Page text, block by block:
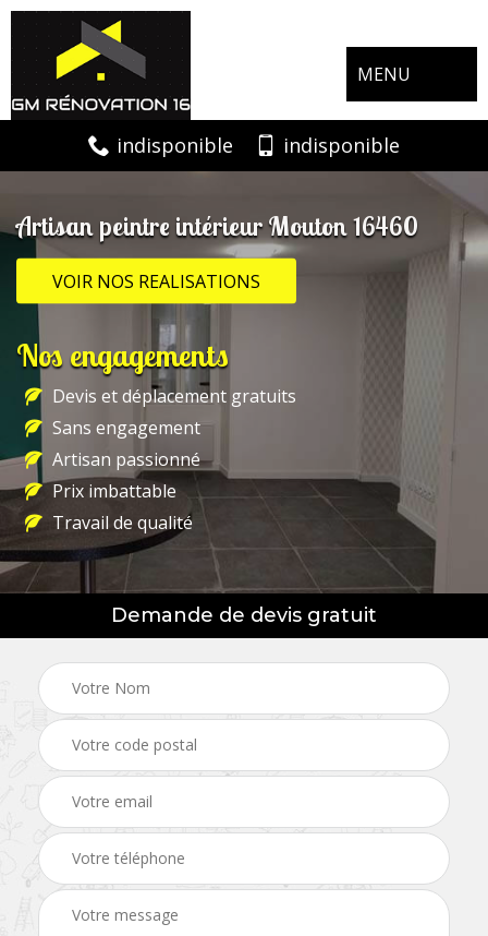
MENU
indisponible indisponible
Artisan peintre intérieur Mouton 16460
VOIR NOS REALISATIONS
Nos engagements
Devis et déplacement gratuits
Sans engagement
Artisan passionné
Prix imbattable
Travail de qualité
Demande de devis gratuit